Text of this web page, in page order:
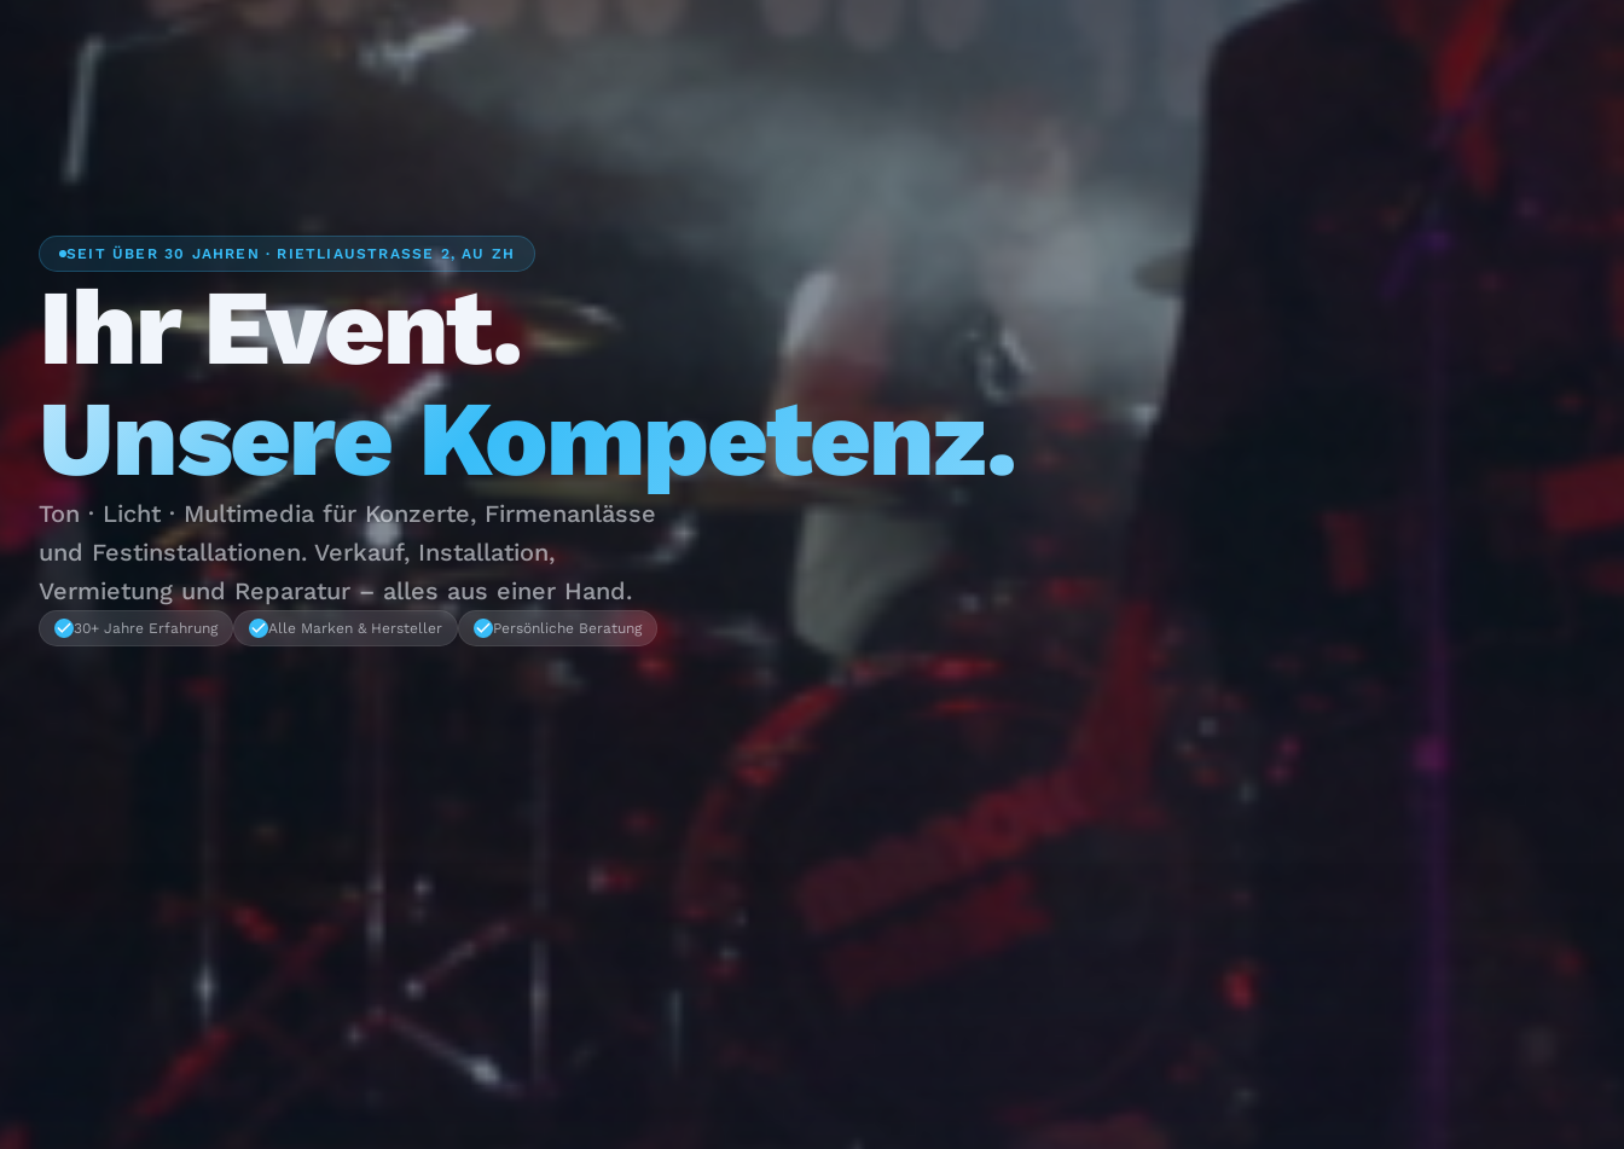
SEIT ÜBER 30 JAHREN · RIETLIAUSTRASSE 2, AU ZH
Ihr Event.
Unsere Kompetenz.
Ton · Licht · Multimedia für Konzerte, Firmenanlässe
und Festinstallationen. Verkauf, Installation,
Vermietung und Reparatur – alles aus einer Hand.
30+ Jahre Erfahrung Alle Marken & Hersteller Persönliche Beratung